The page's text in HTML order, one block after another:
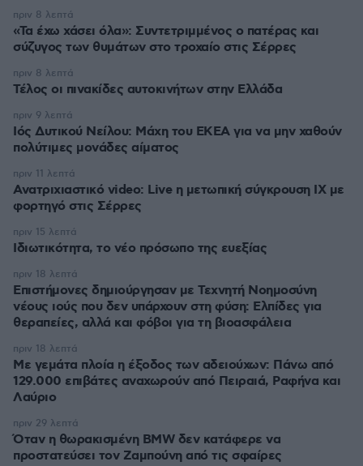
«Τα έχω χάσει όλα»: Συντετριμμένος ο πατέρας και
σύζυγος των θυμάτων στο τροχαίο στις Σέρρες
πριν 8 λεπτά
Τέλος οι πινακίδες αυτοκινήτων στην Ελλάδα
πριν 8 λεπτά
Ιός Δυτικού Νείλου: Μάχη του ΕΚΕΑ για να μην χαθούν
πολύτιμες μονάδες αίματος
πριν 9 λεπτά
Ανατριχιαστικό video: Live η μετωπική σύγκρουση ΙΧ με
φορτηγό στις Σέρρες
πριν 11 λεπτά
Ιδιωτικότητα, το νέο πρόσωπο της ευεξίας
πριν 15 λεπτά
Επιστήμονες δημιούργησαν με Τεχνητή Νοημοσύνη
νέους ιούς που δεν υπάρχουν στη φύση: Ελπίδες για
θεραπείες, αλλά και φόβοι για τη βιοασφάλεια
πριν 18 λεπτά
Με γεμάτα πλοία η έξοδος των αδειούχων: Πάνω από
129.000 επιβάτες αναχωρούν από Πειραιά, Ραφήνα και
Λαύριο
πριν 18 λεπτά
Όταν η θωρακισμένη BMW δεν κατάφερε να
προστατεύσει τον Ζαμπούνη από τις σφαίρες
πριν 29 λεπτά